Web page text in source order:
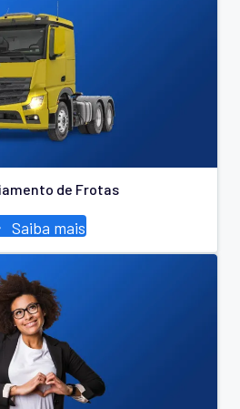
de Frotas
Saiba mais